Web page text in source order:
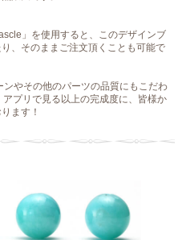
」を使用すると、このデザインブ
、そのままご注文頂くことも可能で
ンやその他のパーツの品質にもこだわ
プリで見る以上の完成度に、皆様か
ます！